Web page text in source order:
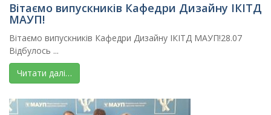
Вітаємо випускників Кафедри Дизайну ІКІТД
МАУП!
Вітаємо випускників Кафедри Дизайну ІКІТД МАУП!28.07
Відбулось ...
Читати далі…